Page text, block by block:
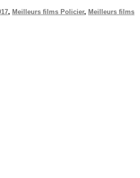
, Meilleurs films Policier, Meilleurs films